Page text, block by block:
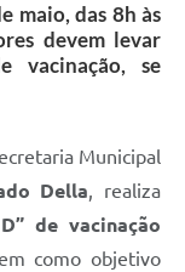
maio, das 8h às
devem levar
vacinação, se
Municipal
Della, realiza
de vacinação
como objetivo